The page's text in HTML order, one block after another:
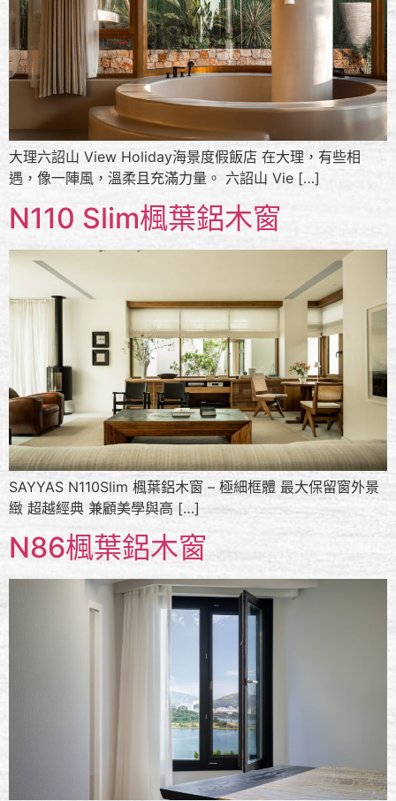
大理六詔山 View Holiday海景度假飯店 在大理，有些相
遇，像一陣風，溫柔且充滿力量。 六詔山 Vie […]
N110 Slim楓葉鋁木窗
SAYYAS N110Slim 楓葉鋁木窗 – 極細框體 最大保留窗外景
緻 超越經典 兼顧美學與高 […]
N86楓葉鋁木窗